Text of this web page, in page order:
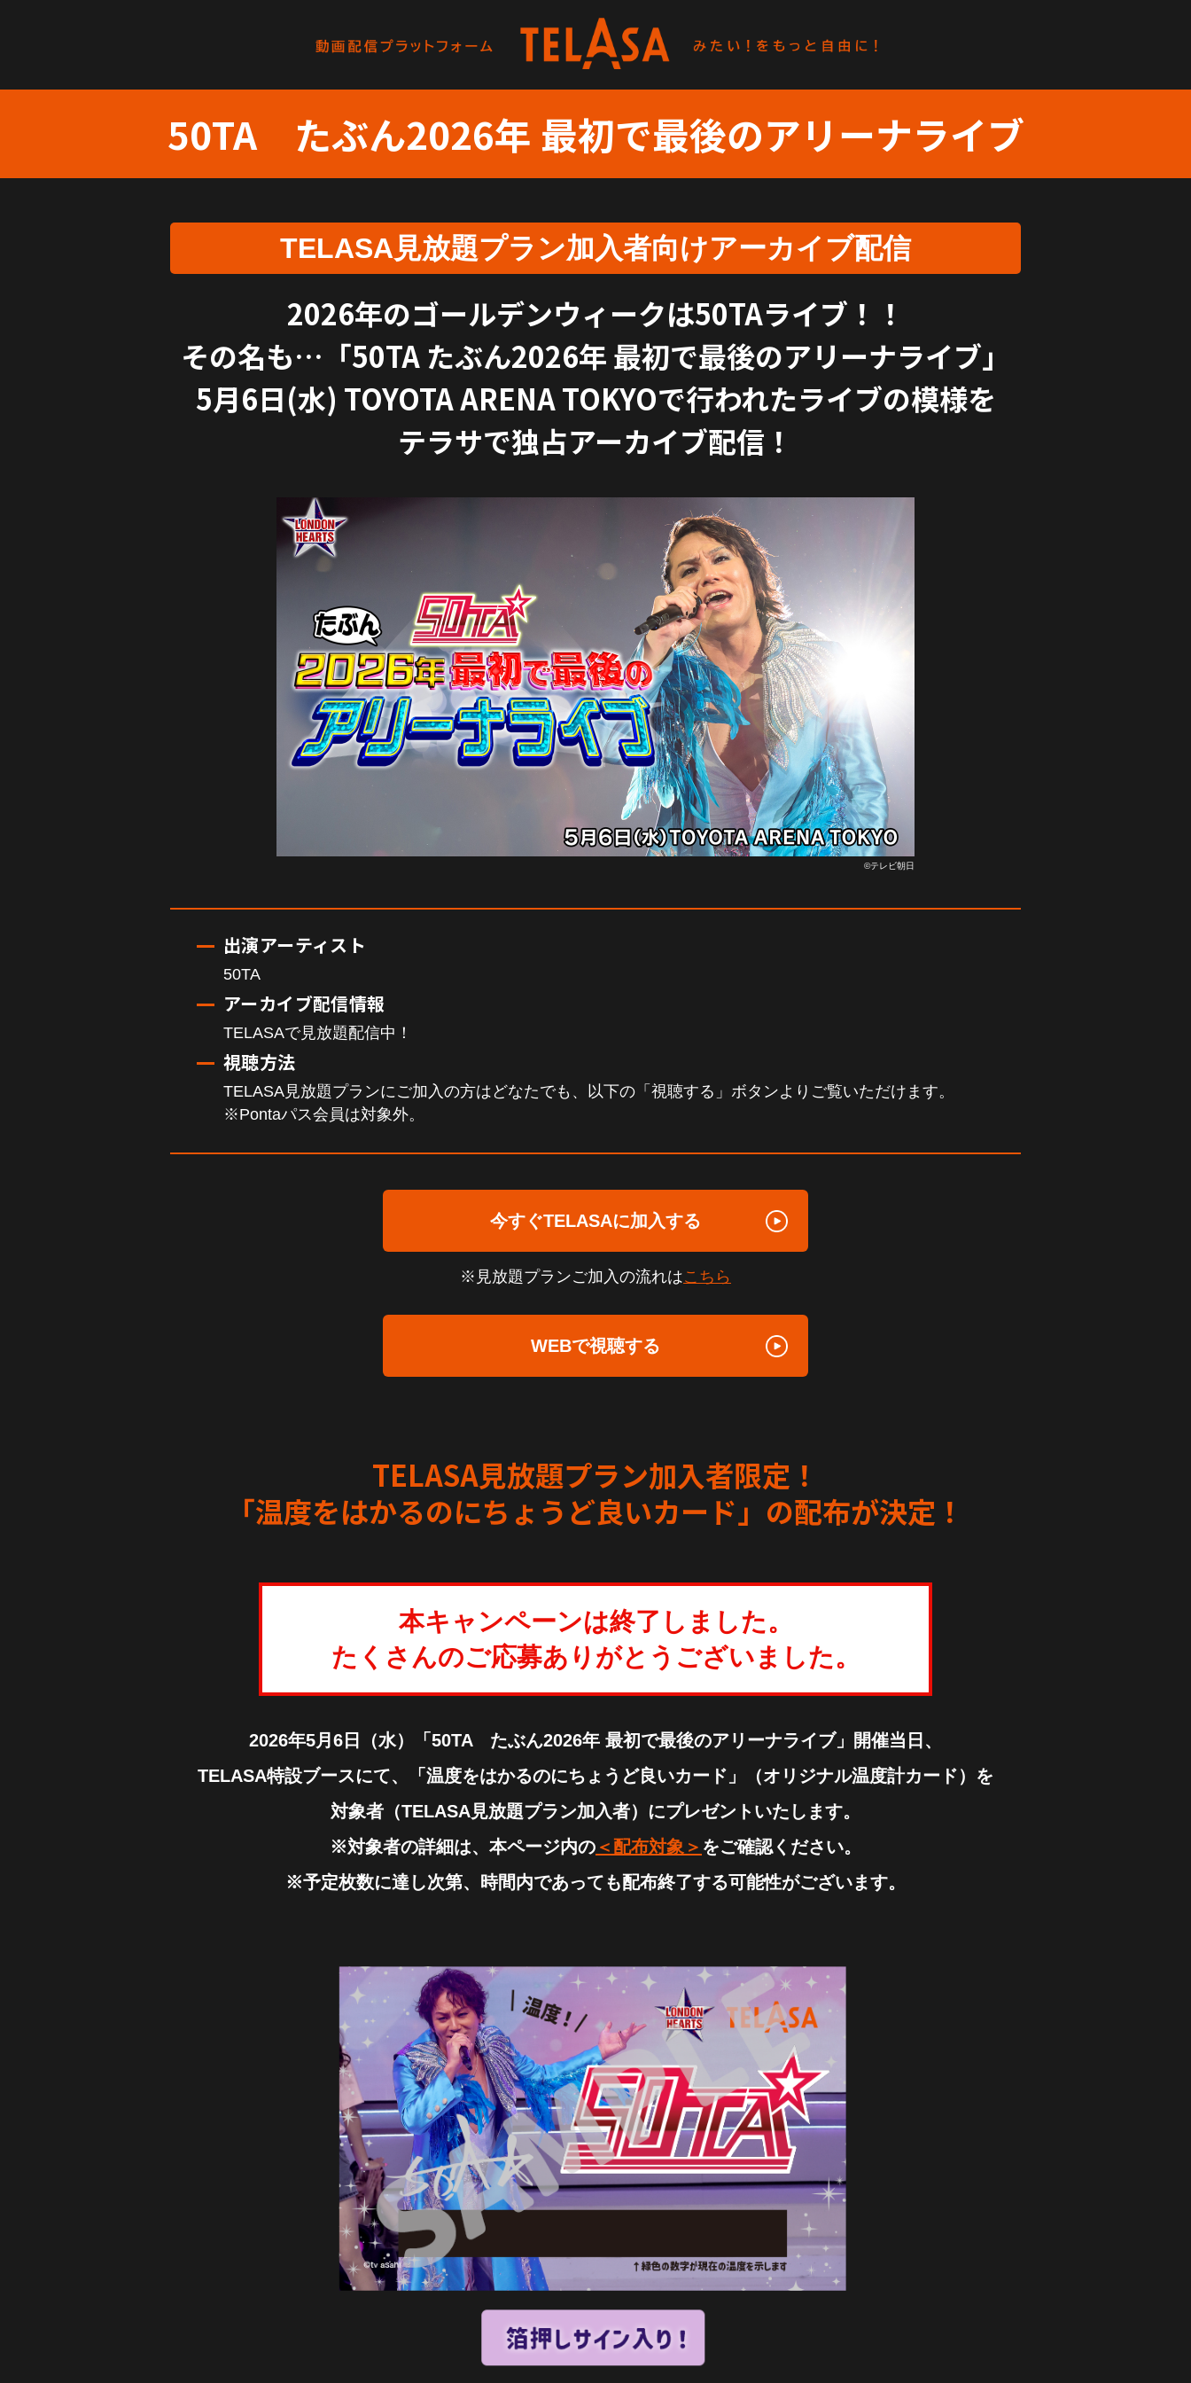
50TA たぶん2026年 最初で最後のアリーナライブ
TELASA見放題プラン加入者向けアーカイブ配信
2026年のゴールデンウィークは50TAライブ！！
その名も…「50TA たぶん2026年 最初で最後のアリーナライブ」
5月6日(水) TOYOTA ARENA TOKYOで行われたライブの模様を
テラサで独占アーカイブ配信！
©テレビ朝日
出演アーティスト
50TA
アーカイブ配信情報
TELASAで見放題配信中！
視聴方法
TELASA見放題プランにご加入の方はどなたでも、以下の「視聴する」ボタンよりご覧いただけます。
※Pontaパス会員は対象外。
今すぐTELASAに加入する
※見放題プランご加入の流れはこちら
WEBで視聴する
TELASA見放題プラン加入者限定！
「温度をはかるのにちょうど良いカード」の配布が決定！
本キャンペーンは終了しました。
たくさんのご応募ありがとうございました。
2026年5月6日（水）「50TA たぶん2026年 最初で最後のアリーナライブ」開催当日、
TELASA特設ブースにて、「温度をはかるのにちょうど良いカード」（オリジナル温度計カード）を
対象者（TELASA見放題プラン加入者）にプレゼントいたします。
※対象者の詳細は、本ページ内の ＜配布対象＞ をご確認ください。
※予定枚数に達し次第、時間内であっても配布終了する可能性がございます。